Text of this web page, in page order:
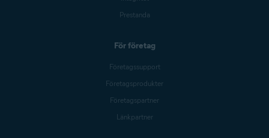
Prestanda
För företag
Företagssupport
Företagsprodukter
Företagspartner
Länkpartner